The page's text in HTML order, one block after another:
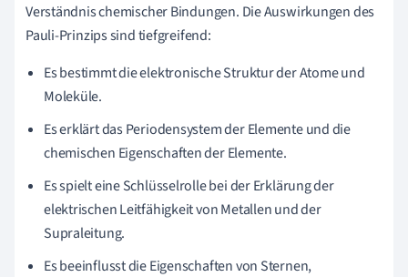
Verständnis chemischer Bindungen. Die Auswirkungen des
Pauli-Prinzips sind tiefgreifend:
Es bestimmt die elektronische Struktur der Atome und
Moleküle.
Es erklärt das Periodensystem der Elemente und die
chemischen Eigenschaften der Elemente.
Es spielt eine Schlüsselrolle bei der Erklärung der
elektrischen Leitfähigkeit von Metallen und der
Supraleitung.
Es beeinflusst die Eigenschaften von Sternen,